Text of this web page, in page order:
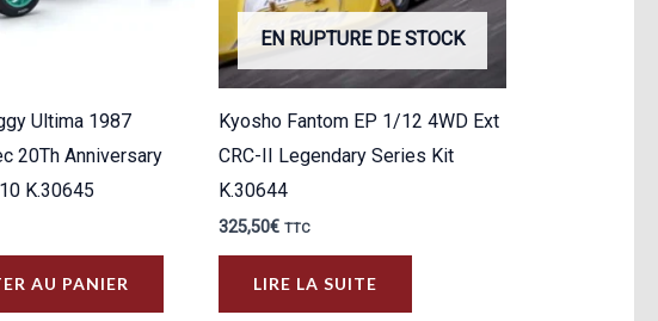
Ultima 1987
20Th Anniversary
K.30645
AU PANIER
EN RUPTURE DE STOCK
Kyosho Fantom EP 1/12 4WD Ext
CRC-II Legendary Series Kit
K.30644
325,50€ TTC
LIRE LA SUITE